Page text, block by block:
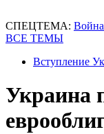
СПЕЦТЕМА:
ВСЕ ТЕМЫ
Вступление
Украина